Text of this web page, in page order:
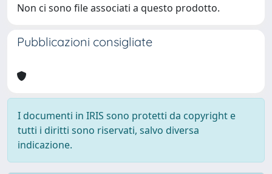
Non ci sono file associati a questo prodotto.
Pubblicazioni consigliate
I documenti in IRIS sono protetti da copyright e
tutti i diritti sono riservati, salvo diversa
indicazione.